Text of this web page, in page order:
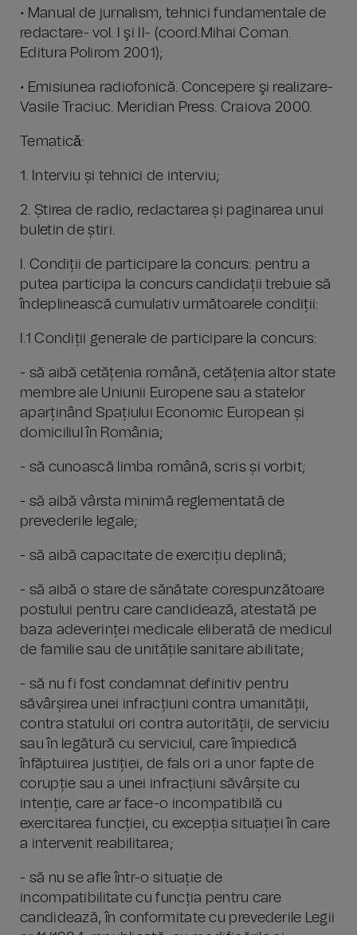
• Manual de jurnalism, tehnici fundamentale de
redactare- vol. I şi II- (coord.Mihai Coman.
Editura Polirom 2001);
• Emisiunea radiofonică. Concepere şi realizare-
Vasile Traciuc. Meridian Press. Craiova 2000.
Tematicǎ:
1. Interviu și tehnici de interviu;
2. Știrea de radio, redactarea și paginarea unui
buletin de știri.
I. Condiții de participare la concurs: pentru a
putea participa la concurs candidații trebuie să
îndeplinească cumulativ următoarele condiții:
I.1 Condiții generale de participare la concurs:
- să aibă cetățenia română, cetățenia altor state
membre ale Uniunii Europene sau a statelor
aparținând Spațiului Economic European și
domiciliul în România;
- să cunoască limba română, scris și vorbit;
- să aibă vârsta minimă reglementată de
prevederile legale;
- să aibă capacitate de exercițiu deplină;
- să aibă o stare de sănătate corespunzătoare
postului pentru care candidează, atestată pe
baza adeverinței medicale eliberată de medicul
de familie sau de unitățile sanitare abilitate;
- să nu fi fost condamnat definitiv pentru
săvârșirea unei infracțiuni contra umanității,
contra statului ori contra autorității, de serviciu
sau în legătură cu serviciul, care împiedică
înfăptuirea justiției, de fals ori a unor fapte de
corupție sau a unei infracțiuni săvârșite cu
intenție, care ar face-o incompatibilă cu
exercitarea funcției, cu excepția situației în care
a intervenit reabilitarea;
- să nu se afle într-o situație de
incompatibilitate cu funcția pentru care
candidează, în conformitate cu prevederile Legii